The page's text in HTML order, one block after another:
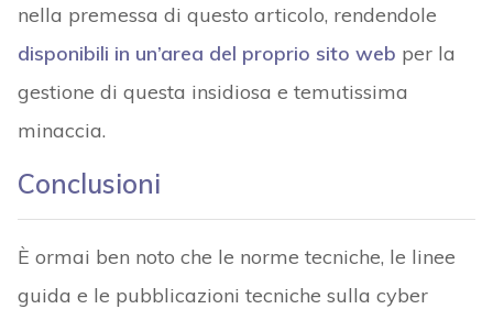
nella premessa di questo articolo, rendendole
disponibili in un’area del proprio sito web per la
gestione di questa insidiosa e temutissima
minaccia.
Conclusioni
È ormai ben noto che le norme tecniche, le linee
guida e le pubblicazioni tecniche sulla cyber